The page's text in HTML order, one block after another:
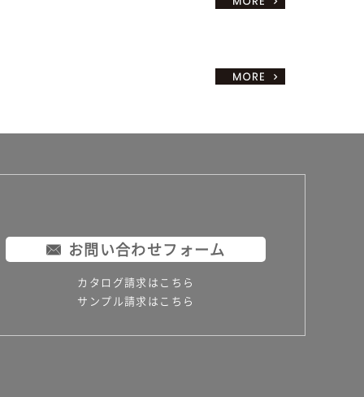
お問い合わせフォーム
カタログ請求はこちら
サンプル請求はこちら